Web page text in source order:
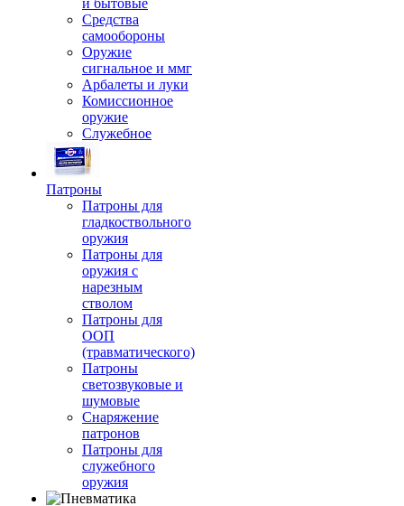
и бытовые
Средства
самообороны
Оружие
сигнальное и ммг
Арбалеты и луки
Комиссионное
оружие
Служебное
Патроны
Патроны для
гладкоствольного
оружия
Патроны для
оружия с
нарезным
стволом
Патроны для
ООП
(травматического)
Патроны
светозвуковые и
шумовые
Снаряжение
патронов
Патроны для
служебного
оружия